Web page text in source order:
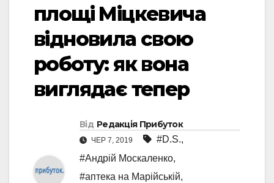
площі Міцкевича
відновила свою
роботу: як вона
виглядає тепер
Від Редакція Прибуток
ЧЕР 7, 2019 #D.S.,
#Андрій Москаленко,
#аптека на Марійській,